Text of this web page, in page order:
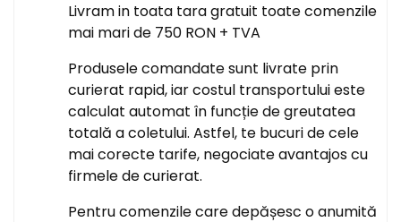
Livram in toata tara gratuit toate comenzile
mai mari de 750 RON + TVA
Produsele comandate sunt livrate prin
curierat rapid, iar costul transportului este
calculat automat în funcție de greutatea
totală a coletului. Astfel, te bucuri de cele
mai corecte tarife, negociate avantajos cu
firmele de curierat.
Pentru comenzile care depășesc o anumită